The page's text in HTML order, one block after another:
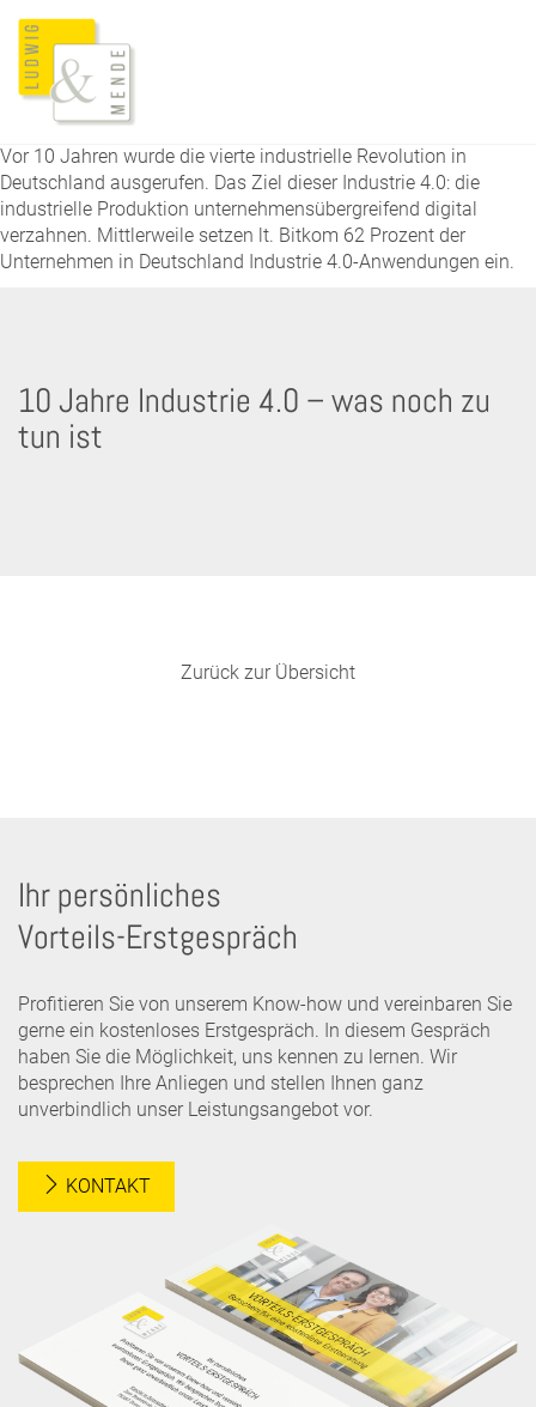
Vor 10 Jahren wurde die vierte industrielle Revolution in
Deutschland ausgerufen. Das Ziel dieser Industrie 4.0: die
industrielle Produktion unternehmensübergreifend digital
verzahnen. Mittlerweile setzen lt. Bitkom 62 Prozent der
Unternehmen in Deutschland Industrie 4.0-Anwendungen ein.
10 Jahre Industrie 4.0 – was noch zu
tun ist
Zurück zur Übersicht
Ihr persönliches
Vorteils-Erstgespräch
Profitieren Sie von unserem Know-how und vereinbaren Sie
gerne ein kostenloses Erstgespräch. In diesem Gespräch
haben Sie die Möglichkeit, uns kennen zu lernen. Wir
besprechen Ihre Anliegen und stellen Ihnen ganz
unverbindlich unser Leistungsangebot vor.
KONTAKT